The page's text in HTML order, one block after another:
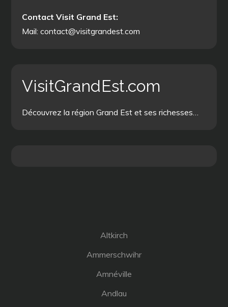
Contact Visit Grand Est:
Mail: contact@visitgrandest.com
VisitGrandEst.com
Découvrez la région Grand Est et ses richesses…
Altkirch
Ammerschwihr
Amnéville
Andlau